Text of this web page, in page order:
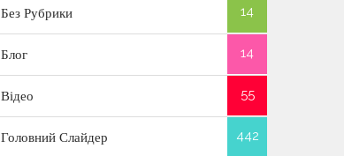
Без Рубрики 14
Блог 14
Відео 55
Головний Слайдер 442